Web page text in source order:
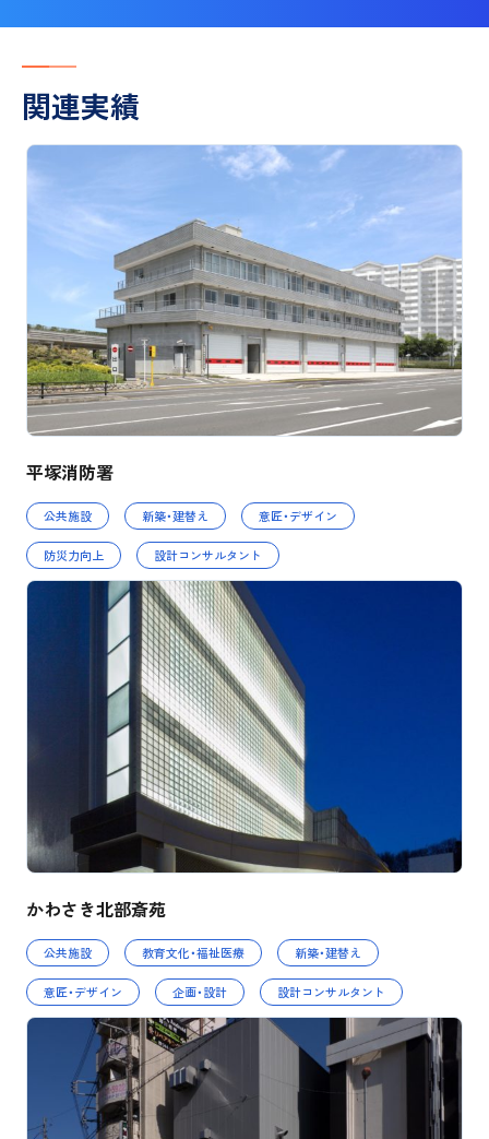
関連実績
公共施設 新築・建替え 意匠・デザイン
防災力向上 設計コンサルタント
平塚消防署
公共施設 教育文化・福祉医療 新築・建替え
意匠・デザイン 企画・設計 設計コンサルタント
かわさき北部斎苑